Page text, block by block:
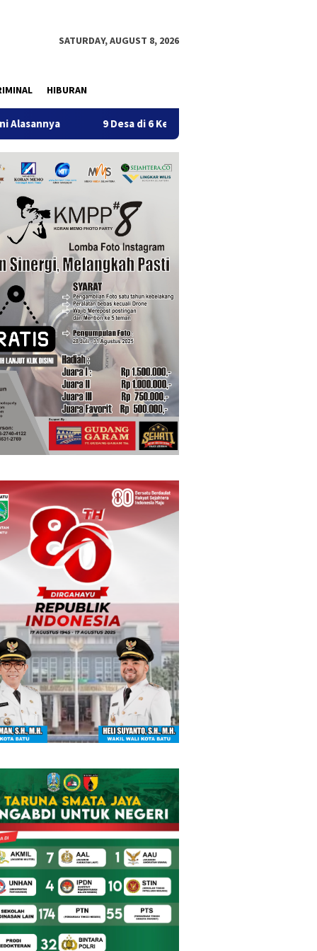
SATURDAY, AUGUST 8, 2026
HIBURAN
9 Desa di 6 Kecamatan Tulungagung Alami Kekeringan